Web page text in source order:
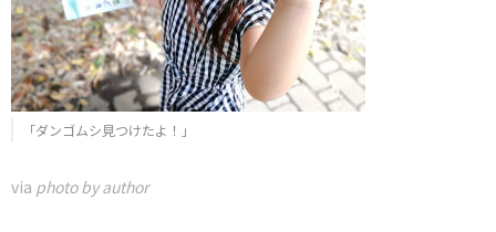
「ダンゴムシ見つけたよ！」
via photo by author